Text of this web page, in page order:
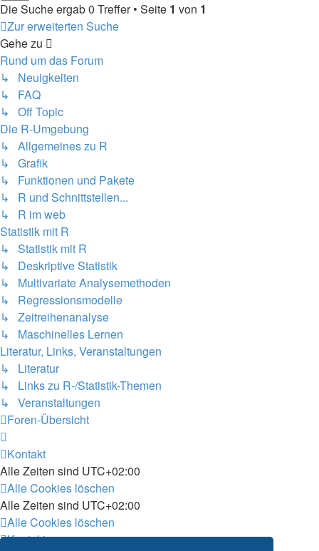
Die Suche ergab 0 Treffer • Seite 1 von 1
Zur erweiterten Suche
Gehe zu
Rund um das Forum
↳ Neuigkeiten
↳ FAQ
↳ Off Topic
Die R-Umgebung
↳ Allgemeines zu R
↳ Grafik
↳ Funktionen und Pakete
↳ R und Schnittstellen...
↳ R im web
Statistik mit R
↳ Statistik mit R
↳ Deskriptive Statistik
↳ Multivariate Analysemethoden
↳ Regressionsmodelle
↳ Zeitreihenanalyse
↳ Maschinelles Lernen
Literatur, Links, Veranstaltungen
↳ Literatur
↳ Links zu R-/Statistik-Themen
↳ Veranstaltungen
Foren-Übersicht
Kontakt
Alle Zeiten sind UTC+02:00
Alle Cookies löschen
Alle Zeiten sind UTC+02:00
Alle Cookies löschen
Kontakt